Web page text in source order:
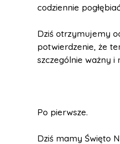
codziennie
Dziś otrzymujemy
potwierdzenie, że
szczególnie ważny i
Po pierwsze.
Dziś mamy Święto